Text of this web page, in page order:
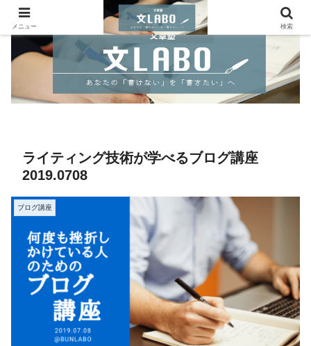
ライティング技術が学べるブログ講座
2019.0708
ブログ講座
メニュー 検索